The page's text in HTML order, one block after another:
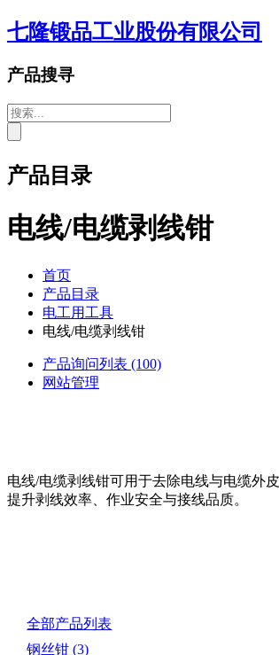
七隆锻品工业股份有限公司
产品搜寻
产品目录
电线/电缆剥线钳
首页
产品目录
电工用工具
电线/电缆剥线钳
产品询问列表 (100)
网站管理
电线/电缆剥线钳可用于去除电线与电缆外
提升剥线效率、作业安全与接线品质。
全部产品列表
钢丝钳(3)